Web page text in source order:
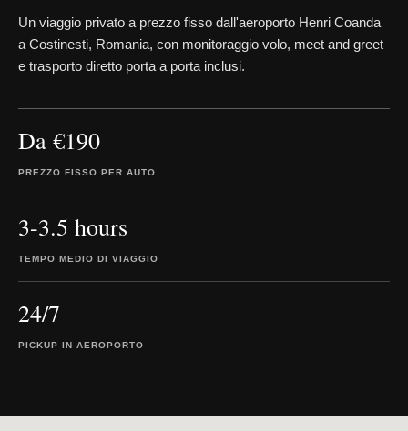
Un viaggio privato a prezzo fisso dall'aeroporto Henri Coanda
a Costinesti, Romania, con monitoraggio volo, meet and greet
e trasporto diretto porta a porta inclusi.
Da €190
PREZZO FISSO PER AUTO
3-3.5 hours
TEMPO MEDIO DI VIAGGIO
24/7
PICKUP IN AEROPORTO